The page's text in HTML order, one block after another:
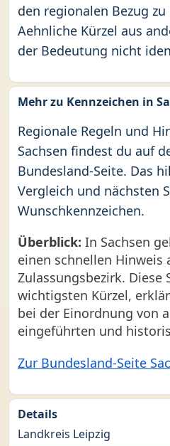
den regionalen Bezug
Aehnliche Kürzel aus
der Bedeutung nicht
Mehr zu Kennzeichen in
Regionale Regeln und
Sachsen findest du auf
Bundesland-Seite. Das
Vergleich und nächsten
Wunschkennzeichen.
Überblick: In Sachsen
einen schnellen Hinweis
Zulassungsbezirk. Diese
wichtigsten Kürzel,
bei der Einordnung von
eingeführten und
Zur Bundesland-Seite
Details
Landkreis Leipzig